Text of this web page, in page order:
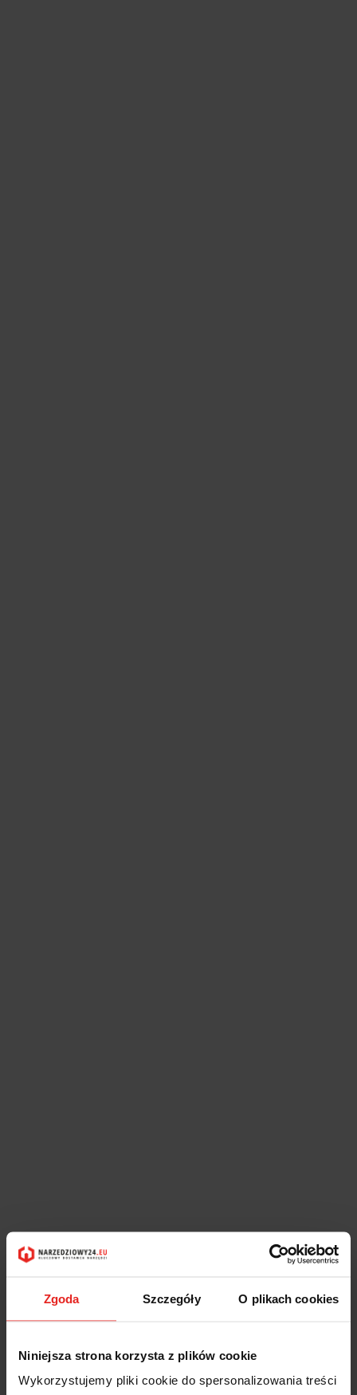
Zgoda Szczegóły O plikach cookies
Niniejsza strona korzysta z plików cookie
Wykorzystujemy pliki cookie do spersonalizowania treści